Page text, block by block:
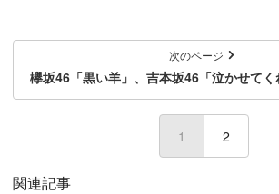
次のページ
欅坂46「黒い羊」、吉本坂46「泣かせて
1 (current)
2
関連記事